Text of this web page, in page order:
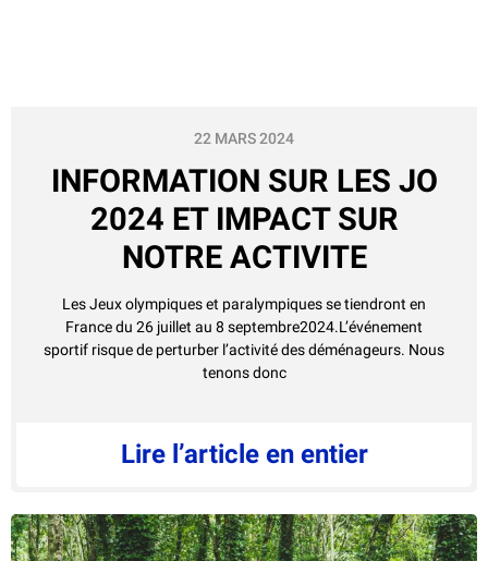
INFORMATION SUR LES JO
2024 ET IMPACT SUR
NOTRE ACTIVITE
22 MARS 2024
Les Jeux olympiques et paralympiques se tiendront en
France du 26 juillet au 8 septembre2024.L’événement
sportif risque de perturber l’activité des déménageurs. Nous
tenons donc
Lire l’article en entier